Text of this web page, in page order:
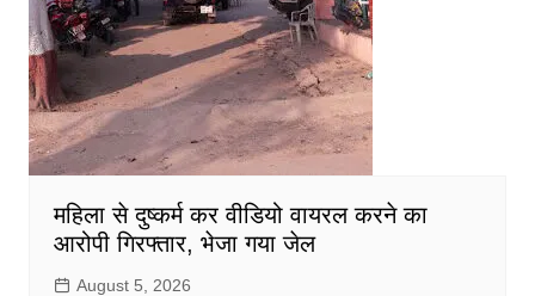
महिला से दुष्कर्म कर वीडियो वायरल करने का
आरोपी गिरफ्तार, भेजा गया जेल
August 5, 2026